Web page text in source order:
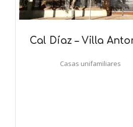
Cal Díaz – Villa
Casas unifamiliares